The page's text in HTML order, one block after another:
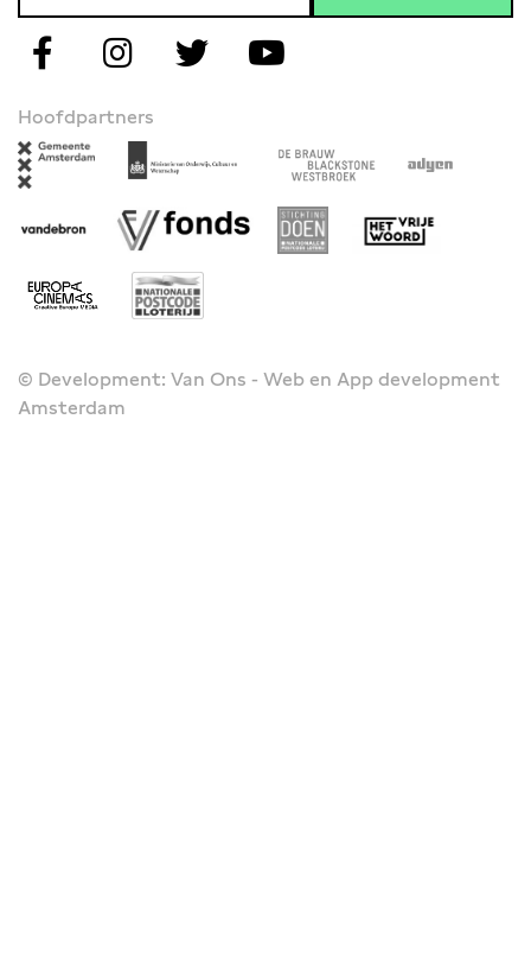
Hoofdpartners
© Development: Van Ons - Web en App development
Amsterdam